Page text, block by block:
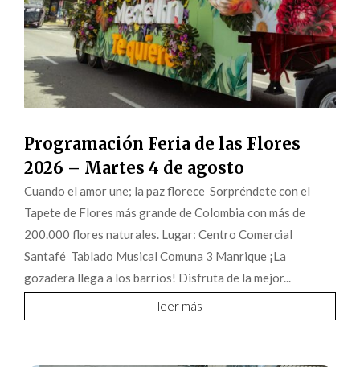
Programación Feria de las Flores
2026 – Martes 4 de agosto
Cuando el amor une; la paz florece Sorpréndete con el
Tapete de Flores más grande de Colombia con más de
200.000 flores naturales. Lugar: Centro Comercial
Santafé Tablado Musical Comuna 3 Manrique ¡La
gozadera llega a los barrios! Disfruta de la mejor...
leer más